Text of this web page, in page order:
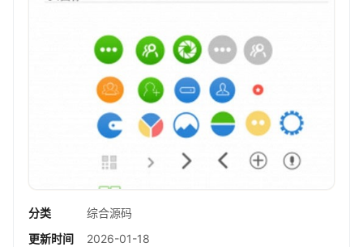
分类
综合源码
更新时间
2026-01-18